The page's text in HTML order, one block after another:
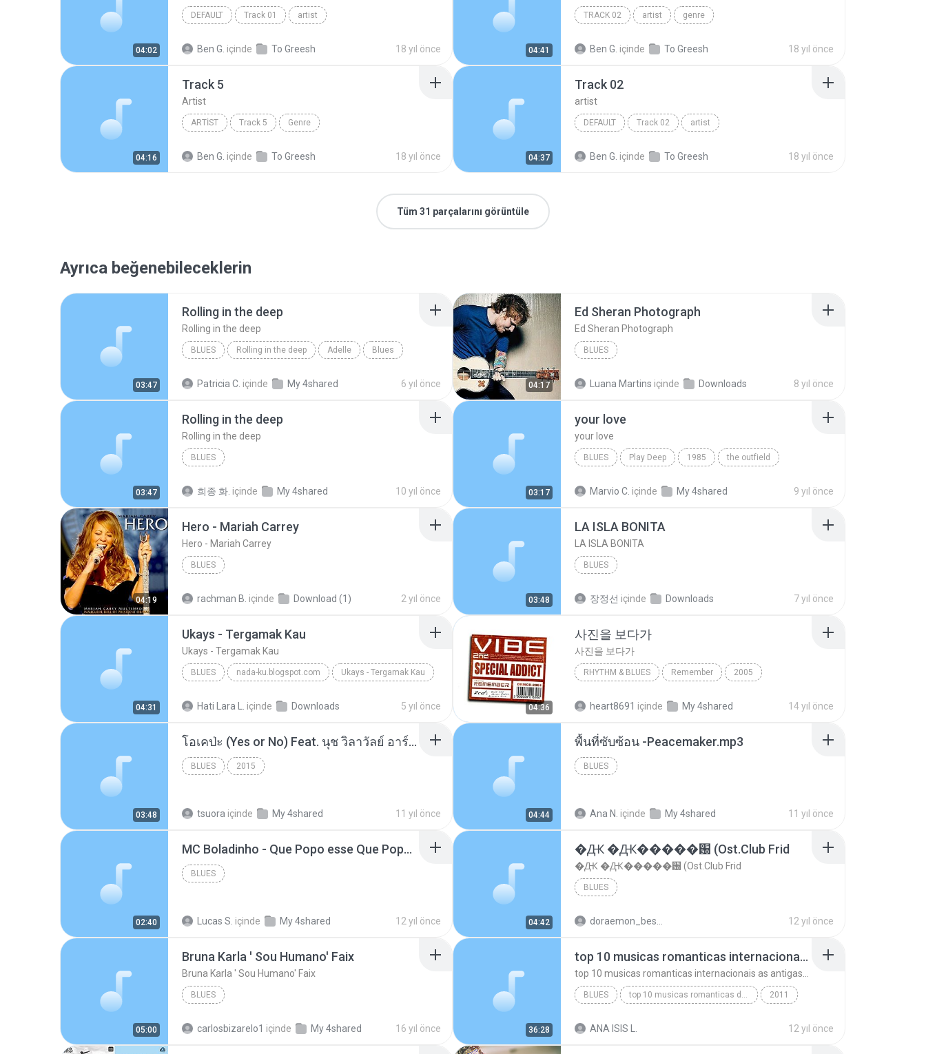
04:02
DEFAULT Track 01 artist
Ben G. içinde To Greesh 18 yıl önce 04:41
TRACK 02 artist genre
Ben G. içinde To Greesh 18 yıl önce
04:16
Track 5
Artist
ARTIST Track 5 Genre
Ben G. içinde To Greesh 18 yıl önce 04:37
Track 02
artist
DEFAULT Track 02 artist
Ben G. içinde To Greesh 18 yıl önce
Tüm 31 parçalarını görüntüle
Ayrıca beğenebileceklerin
03:47
Rolling in the deep
Rolling in the deep
BLUES Rolling in the deep Adelle Blues
Patricia C. içinde My 4shared 6 yıl önce 04:17
Ed Sheran Photograph
Ed Sheran Photograph
BLUES
Luana Martins içinde Downloads 8 yıl önce
03:47
Rolling in the deep
Rolling in the deep
BLUES
희종 화. içinde My 4shared 10 yıl önce 03:17
your love
your love
BLUES Play Deep 1985 the outfield
Marvio C. içinde My 4shared 9 yıl önce
04:19
Hero - Mariah Carrey
Hero - Mariah Carrey
BLUES
rachman B. içinde Download (1) 2 yıl önce 03:48
LA ISLA BONITA
LA ISLA BONITA
BLUES
장정선 içinde Downloads 7 yıl önce
04:31
Ukays - Tergamak Kau
Ukays - Tergamak Kau
BLUES nada-ku.blogspot.com Ukays - Tergamak Kau
Hati Lara L. içinde Downloads 5 yıl önce 04:36
사진을 보다가
사진을 보다가
RHYTHM & BLUES Remember 2005
heart8691 içinde My 4shared 14 yıl önce
03:48
โอเคป่ะ (Yes or No) Feat. นุช วิลาวัลย์ อาร์สยาม - Flame.mp3
BLUES 2015
tsuora içinde My 4shared 11 yıl önce 04:44
พื้นที่ซับซ้อน -Peacemaker.mp3
BLUES
Ana N. içinde My 4shared 11 yıl önce
02:40
MC Boladinho - Que Popo esse Que Popo Gigante (DjWn) (áudio Oficial).mp3
BLUES
Lucas S. içinde My 4shared 12 yıl önce 04:42
�Ԫ �Ԫ�����԰ (Ost.Club Frid
�Ԫ �Ԫ�����԰ (Ost.Club Frid
BLUES
12 yıl önce
05:00
Bruna Karla ' Sou Humano' Faix
Bruna Karla ' Sou Humano' Faix
BLUES
carlosbizarelo1 içinde My 4shared 16 yıl önce 36:28
top 10 musicas romanticas internacionais as antigas que faz seu coraçao bater mais forte remix
BLUES top 10 musicas romanticas dj valmir santos pitanga pr 2011
ANA ISIS L. 12 yıl önce